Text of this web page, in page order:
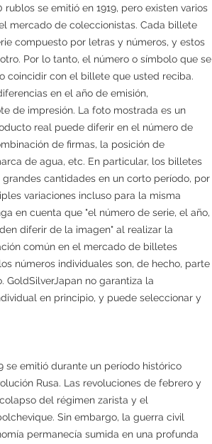
se emitió en 1919, pero existen varios
mercado de coleccionistas. Cada billete
compuesto por letras y números, y estos
Por lo tanto, el número o símbolo que se
coincidir con el billete que usted reciba.
en el año de emisión,
de impresión. La foto mostrada es un
real puede diferir en el número de
de firmas, la posición de
de agua, etc. En particular, los billetes
cantidades en un corto período, por
variaciones incluso para la misma
en cuenta que "el número de serie, el año,
diferir de la imagen" al realizar la
común en el mercado de billetes
números individuales son, de hecho, parte
no garantiza la
en principio, y puede seleccionar y
se emitió durante un período histórico
Rusa. Las revoluciones de febrero y
del régimen zarista y el
Sin embargo, la guerra civil
permanecía sumida en una profunda